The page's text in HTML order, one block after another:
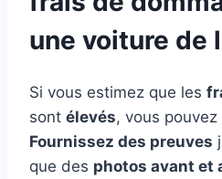
une voiture de
Si vous estimez que les
sont élevés, vous pouvez
Fournissez des preuves
que des photos avant et